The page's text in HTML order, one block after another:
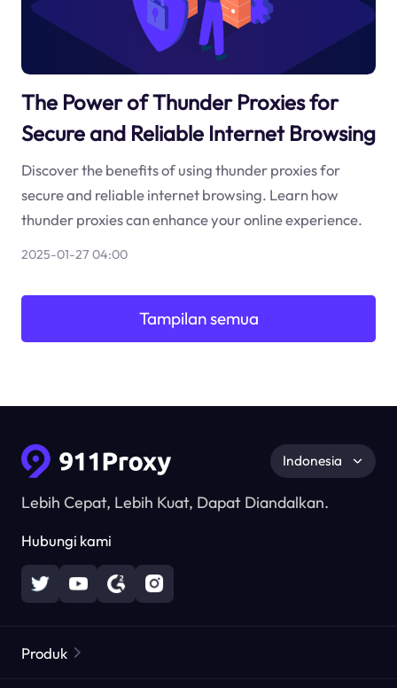
The Power of Thunder Proxies for
Secure and Reliable Internet Browsing
Discover the benefits of using thunder proxies for
secure and reliable internet browsing. Learn how
thunder proxies can enhance your online experience.
2025-01-27 04:00
Tampilan semua
Lebih Cepat, Lebih Kuat, Dapat Diandalkan.
Hubungi kami
Indonesia
Produk